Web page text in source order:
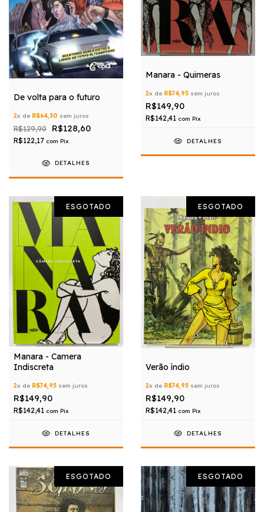
De volta para o futuro
2x de R$64,30 sem juros
R$129,90 R$128,60
R$122,17 com Pix
DETALHES
Manara - Quimeras
2x de R$74,95 sem juros
R$149,90
R$142,41 com Pix
DETALHES
ESGOTADO
Manara - Camera
Indiscreta
2x de R$74,95 sem juros
R$149,90
R$142,41 com Pix
DETALHES
ESGOTADO
Verão ìndio
2x de R$74,95 sem juros
R$149,90
R$142,41 com Pix
DETALHES
ESGOTADO ESGOTADO